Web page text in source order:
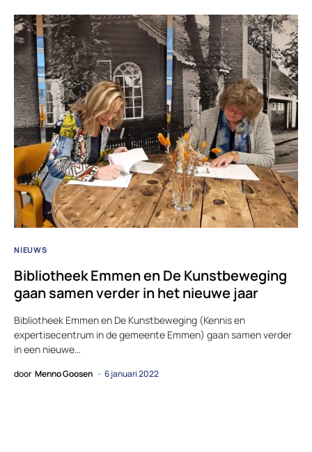
NIEUWS
Bibliotheek Emmen en De Kunstbeweging
gaan samen verder in het nieuwe jaar
Bibliotheek Emmen en De Kunstbeweging (Kennis en
expertisecentrum in de gemeente Emmen) gaan samen verder
in een nieuwe…
door Menno Goosen 6 januari 2022